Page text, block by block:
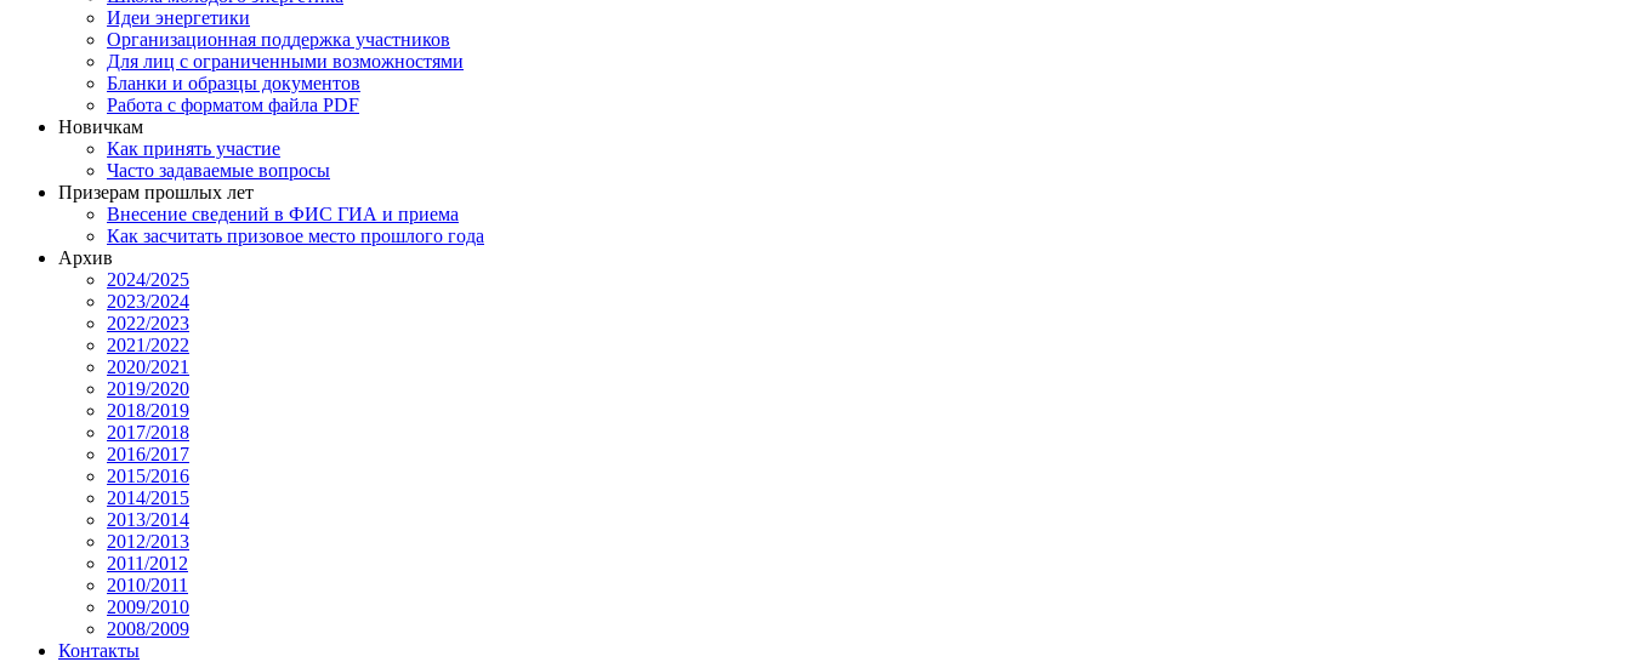
Идеи энергетики
Организационная поддержка участников
Для лиц с ограниченными возможностями
Бланки и образцы документов
Работа с форматом файла PDF
Новичкам
Как принять участие
Часто задаваемые вопросы
Призерам прошлых лет
Внесение сведений в ФИС ГИА и приема
Как засчитать призовое место прошлого года
Архив
2024/2025
2023/2024
2022/2023
2021/2022
2020/2021
2019/2020
2018/2019
2017/2018
2016/2017
2015/2016
2014/2015
2013/2014
2012/2013
2011/2012
2010/2011
2009/2010
2008/2009
Контакты